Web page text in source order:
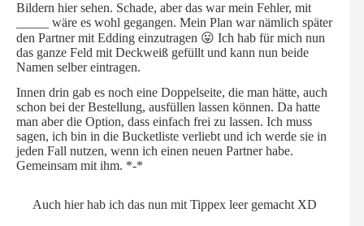
Bildern hier sehen. Schade, aber das war mein Fehler, mit
_____ wäre es wohl gegangen. Mein Plan war nämlich später
den Partner mit Edding einzutragen 😛 Ich hab für mich nun
das ganze Feld mit Deckweiß gefüllt und kann nun beide
Namen selber eintragen.
Innen drin gab es noch eine Doppelseite, die man hätte, auch
schon bei der Bestellung, ausfüllen lassen können. Da hatte
man aber die Option, dass einfach frei zu lassen. Ich muss
sagen, ich bin in die Bucketliste verliebt und ich werde sie in
jeden Fall nutzen, wenn ich einen neuen Partner habe.
Gemeinsam mit ihm. *-*
Auch hier hab ich das nun mit Tippex leer gemacht XD